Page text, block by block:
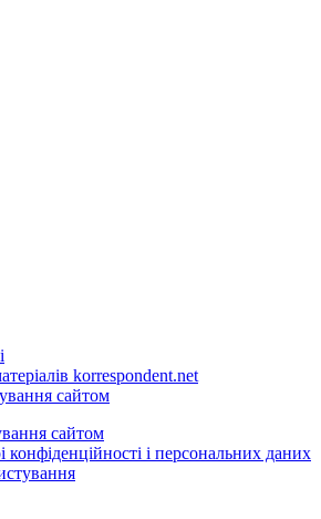
korrespondent.net
сайтом
сайтом
конфіденційності і персональних даних